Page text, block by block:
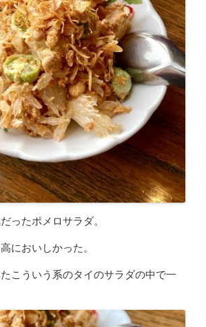
ったポメロサラダ。
においしかった。
こういう系のタイのサラダの中で一